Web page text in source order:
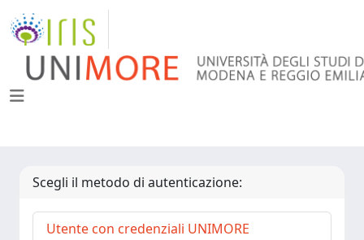
Scegli il metodo di autenticazione:
Utente con credenziali UNIMORE